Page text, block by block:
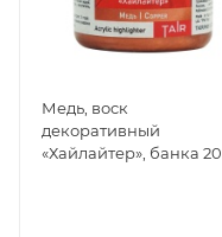
Медь, воск
декоративный
«Хайлайтер», банка 20